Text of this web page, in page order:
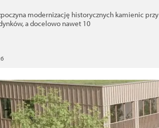
modernizację historycznych kamienic
a docelowo nawet 10